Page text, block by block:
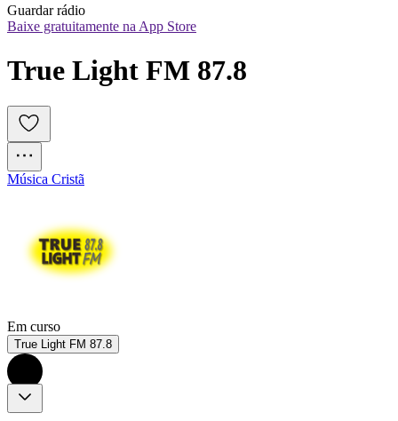
Guardar rádio
Baixe gratuitamente na App Store
True Light FM 87.8
Música Cristã
Em curso
True Light FM 87.8